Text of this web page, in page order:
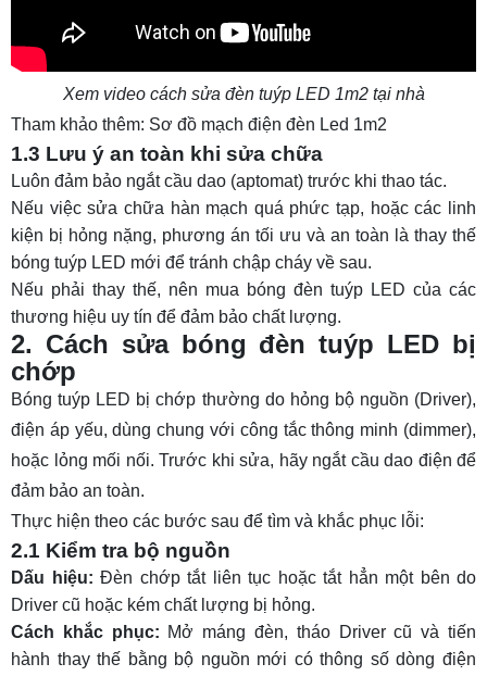
Xem video cách sửa đèn tuýp LED 1m2 tại nhà
Tham khảo thêm: Sơ đồ mạch điện đèn Led 1m2
1.3 Lưu ý an toàn khi sửa chữa
Luôn đảm bảo ngắt cầu dao (aptomat) trước khi thao tác.
Nếu việc sửa chữa hàn mạch quá phức tạp, hoặc các linh
kiện bị hỏng nặng, phương án tối ưu và an toàn là thay thế
bóng tuýp LED mới để tránh chập cháy về sau.
Nếu phải thay thế, nên mua bóng đèn tuýp LED của các
thương hiệu uy tín để đảm bảo chất lượng.
2. Cách sửa bóng đèn tuýp LED bị
chớp
Bóng tuýp LED bị chớp thường do hỏng bộ nguồn (Driver),
điện áp yếu, dùng chung với công tắc thông minh (dimmer),
hoặc lỏng mối nối. Trước khi sửa, hãy ngắt cầu dao điện để
đảm bảo an toàn.
Thực hiện theo các bước sau để tìm và khắc phục lỗi:
2.1 Kiểm tra bộ nguồn
Dấu hiệu: Đèn chớp tắt liên tục hoặc tắt hẳn một bên do
Driver cũ hoặc kém chất lượng bị hỏng.
Cách khắc phục: Mở máng đèn, tháo Driver cũ và tiến
hành thay thế bằng bộ nguồn mới có thông số dòng điện